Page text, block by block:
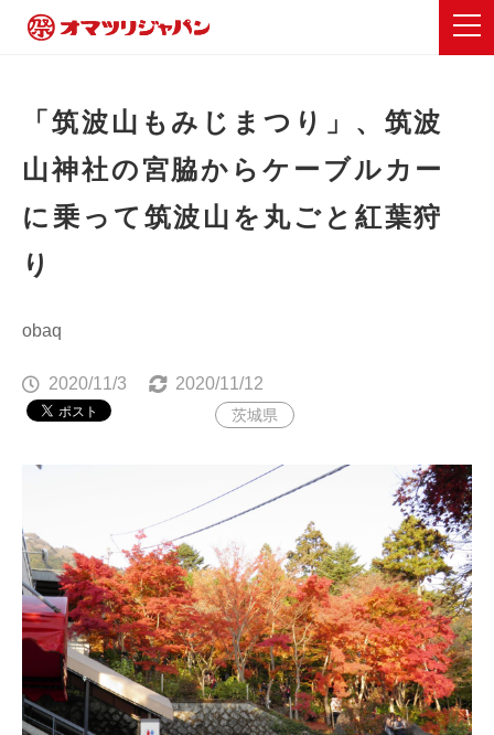
「筑波山もみじまつり」、筑波
山神社の宮脇からケーブルカー
に乗って筑波山を丸ごと紅葉狩
り
obaq
2020/11/3 2020/11/12
茨城県